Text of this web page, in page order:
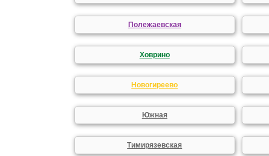
Полежаевская
Ховрино
Новогиреево
Южная
Тимирязевская